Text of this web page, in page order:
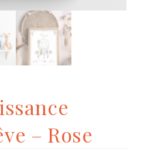
– Rose